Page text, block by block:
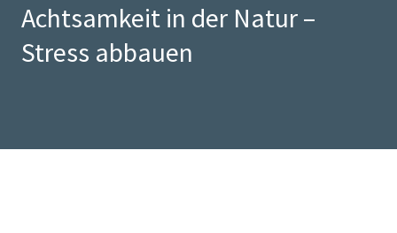
Achtsamkeit in der Natur –
Stress abbauen